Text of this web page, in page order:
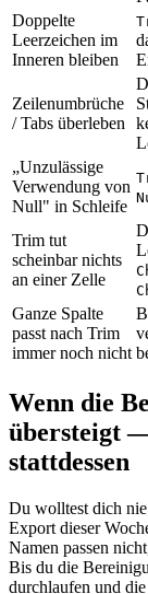
Doppelte
Leerzeichen im
Inneren bleiben
Zeilenumbrüche
/ Tabs überleben
„Unzulässige
Verwendung von
Null" in Schleife
Trim tut
scheinbar nichts
an einer Zelle
Ganze Spalte
passt nach Trim
immer noch nicht
Wenn die
übersteigt
stattdessen
Du wolltest dich
Export dieser
Namen passen
Bis du die
durchlaufen und